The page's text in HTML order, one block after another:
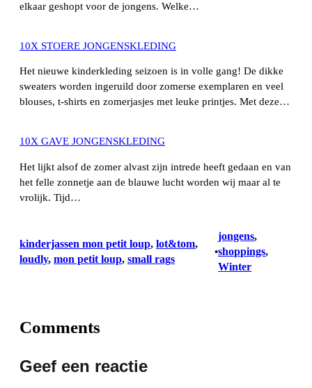
elkaar geshopt voor de jongens. Welke…
10X STOERE JONGENSKLEDING
Het nieuwe kinderkleding seizoen is in volle gang! De dikke
sweaters worden ingeruild door zomerse exemplaren en veel
blouses, t-shirts en zomerjasjes met leuke printjes. Met deze…
10X GAVE JONGENSKLEDING
Het lijkt alsof de zomer alvast zijn intrede heeft gedaan en van
het felle zonnetje aan de blauwe lucht worden wij maar al te
vrolijk. Tijd…
kinderjassen mon petit loup, lot&tom
loudly, mon petit loup, small rags
•
jongens
shoppings
Winter
Comments
Geef een reactie